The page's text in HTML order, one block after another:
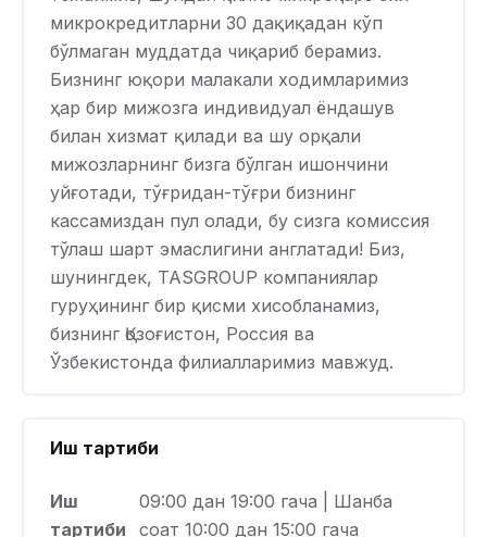
микрокредитларни 30 дақиқадан кўп
бўлмаган муддатда чиқариб берамиз.
Бизнинг юқори малакали ходимларимиз
ҳар бир мижозга индивидуал ёндашув
билан хизмат қилади ва шу орқали
мижозларнинг бизга бўлган ишончини
уйғотади, тўғридан-тўғри бизнинг
кассамиздан пул олади, бу сизга комиссия
тўлаш шарт эмаслигини англатади! Биз,
шунингдек, TASGROUP компаниялар
гуруҳининг бир қисми хисобланамиз,
бизнинг Қозоғистон, Россия ва
Ўзбекистонда филиалларимиз мавжуд.
Иш тартиби
Иш
тартиби
09:00 дан 19:00 гача | Шанба
соат 10:00 дан 15:00 гача